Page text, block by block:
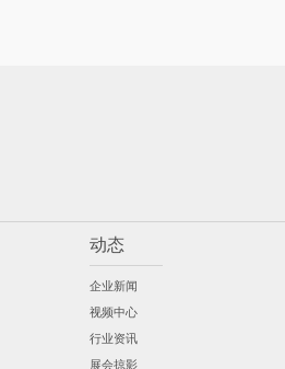
动态
企业新闻
视频中心
行业资讯
展会掠影